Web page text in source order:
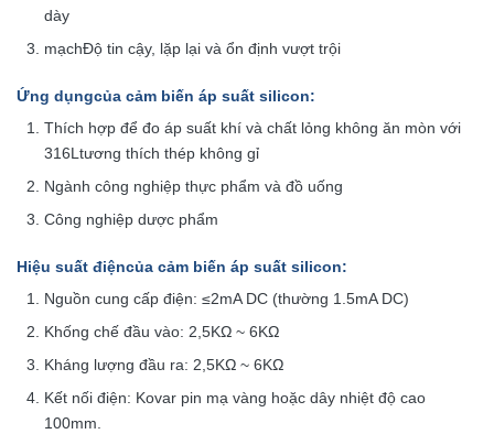
dày
mạchĐộ tin cậy, lặp lại và ổn định vượt trội
Ứng dụngcủa cảm biến áp suất silicon:
Thích hợp để đo áp suất khí và chất lỏng không ăn mòn với
316L tương thích thép không gỉ
Ngành công nghiệp thực phẩm và đồ uống
Công nghiệp dược phẩm
Hiệu suất điệncủa cảm biến áp suất silicon:
Nguồn cung cấp điện: ≤2mA DC (thường 1.5mA DC)
Khống chế đầu vào: 2,5KΩ ~ 6KΩ
Kháng lượng đầu ra: 2,5KΩ ~ 6KΩ
Kết nối điện: Kovar pin mạ vàng hoặc dây nhiệt độ cao
100mm.